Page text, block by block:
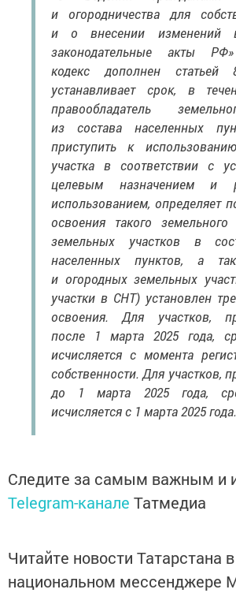
и огородничества для
и о внесении изменений
законодательные акты
кодекс дополнен статьей
устанавливает срок, в
правообладатель
из состава населенных
приступить к
участка в соответствии с
целевым назначением и
использованием, определяет
освоения такого
земельных участков в
населенных пунктов, а
и огородных земельных
участки в СНТ) установлен
освоения. Для участков,
после 1 марта 2025 года,
исчисляется с момента
собственности. Для участков,
до 1 марта 2025 года,
исчисляется с 1 марта 2025 года.
Следите за самым важным и
Telegram-канале Татмедиа
Читайте новости Татарстана в
национальном мессенджере